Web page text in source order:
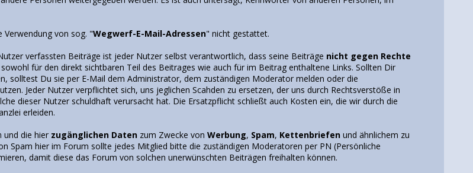
Verwendung von sog. "Wegwerf-E-Mail-Adressen" nicht gestattet.
verfassten Beiträge ist jeder Nutzer selbst verantwortlich, dass seine Beiträge nicht gegen Rechte
für den direkt sichtbaren Teil des Beitrages wie auch für im Beitrag enthaltene Links. Sollten Dir
solltest Du sie per E-Mail dem Administrator, dem zuständigen Moderator melden oder die
Jeder Nutzer verpflichtet sich, uns jeglichen Scahden zu ersetzen, der uns durch Rechtsverstöße in
dieser Nutzer schuldhaft verursacht hat. Die Ersatzpflicht schließt auch Kosten ein, die wir durch die
erleiden.
und die hier zugänglichen Daten zum Zwecke vonWerbung, Spam, Kettenbriefen und ähnlichem zu
Spam hier im Forum sollte jedes Mitglied bitte die zuständigen Moderatoren per PN (Persönliche
damit diese das Forum von solchen unerwünschten Beiträgen freihalten können.